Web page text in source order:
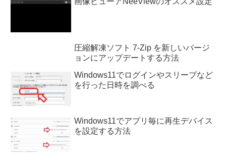
圧縮解凍ソフト 7-Zip を新しいバージ
ョンにアップデートする方法
Windows11でログインやスリープなど
を行った日時を調べる
Windows11でアプリ毎に再生デバイス
を設定する方法